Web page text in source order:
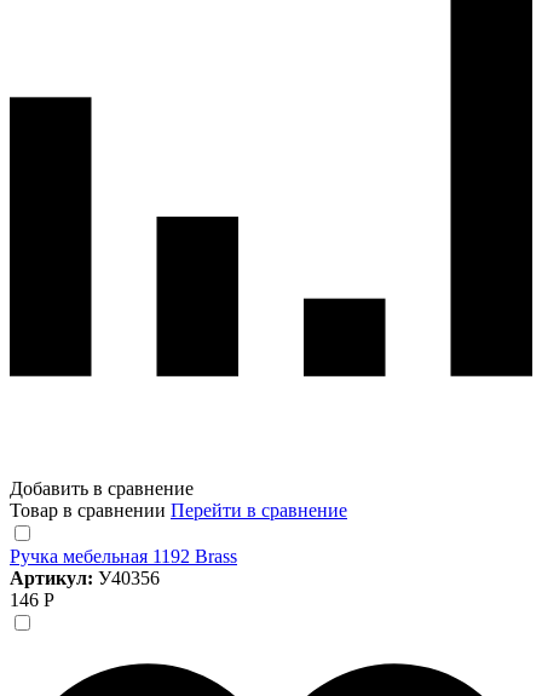
Добавить в сравнение
Товар в сравнении Перейти в сравнение
Ручка мебельная 1192 Brass
Артикул: У40356
146 Р